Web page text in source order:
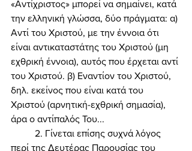
«Αντίχριστος» μπορεί να σημαίνει, κατά
την ελληνική γλώσσα, δύο πράγματα: α)
Αντί του Χριστού, με την έννοια ότι
είναι αντικαταστάτης του Χριστού (μη
εχθρική έννοια), αυτός που έρχεται αντί
του Χριστού. β) Εναντίον του Χριστού,
δηλ. εκείνος που είναι κατά του
Χριστού (αρνητική-εχθρική σημασία),
άρα ο αντίπαλός Του...
περί της Δευτέρας Παρουσίας του